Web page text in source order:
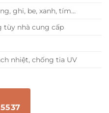
ghi, be, xanh, tím…
tùy nhà cung cấp
nhiệt, chống tia UV